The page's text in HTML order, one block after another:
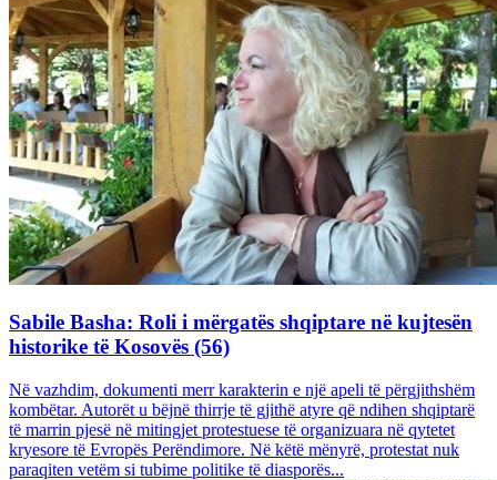
Sabile Basha: Roli i mërgatës shqiptare në kujtesën
historike të Kosovës (56)
Në vazhdim, dokumenti merr karakterin e një apeli të përgjithshëm
kombëtar. Autorët u bëjnë thirrje të gjithë atyre që ndihen shqiptarë
të marrin pjesë në mitingjet protestuese të organizuara në qytetet
kryesore të Evropës Perëndimore. Në këtë mënyrë, protestat nuk
paraqiten vetëm si tubime politike të diasporës...